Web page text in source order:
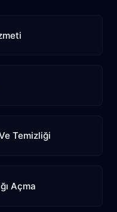
Temizliği
Açma